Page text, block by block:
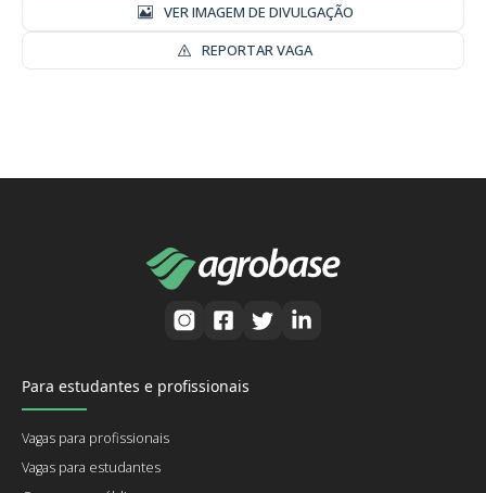
VER IMAGEM DE DIVULGAÇÃO
REPORTAR VAGA
Para estudantes e profissionais
Vagas para profissionais
Vagas para estudantes